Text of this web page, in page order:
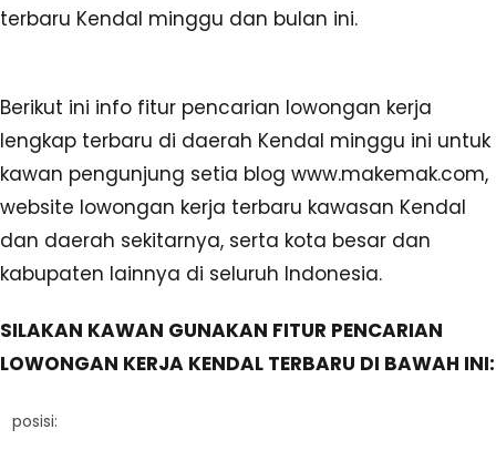
terbaru Kendal minggu dan bulan ini.
Berikut ini info fitur pencarian lowongan kerja
lengkap terbaru di daerah Kendal minggu ini untuk
kawan pengunjung setia blog www.makemak.com,
website lowongan kerja terbaru kawasan Kendal
dan daerah sekitarnya, serta kota besar dan
kabupaten lainnya di seluruh Indonesia.
SILAKAN KAWAN GUNAKAN FITUR PENCARIAN
LOWONGAN KERJA KENDAL TERBARU DI BAWAH INI:
posisi: